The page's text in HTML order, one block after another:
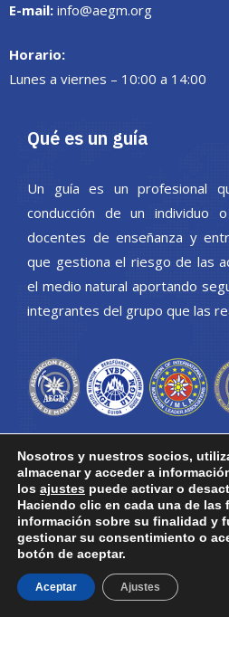
E-mail: info@aegm.org
Horario:
Lunes a viernes – 10:00 a 14:00
Qué es un guía
Un guía es un profesional
conducción de un individuo
docentes de enseñanza y
que gestiona el riesgo de las
el medio natural aportando
integrantes del grupo que las
Información
Área privada
Acceso a correo web
Aviso Legal y política de
privacidad
Nosotros y nuestros socios,
almacenar y acceder a
los ajustes puede activar o
Haciendo clic en cada una de las
información sobre su finalidad y
gestionar su consentimiento o
botón de aceptar.
Aceptar Ajustes